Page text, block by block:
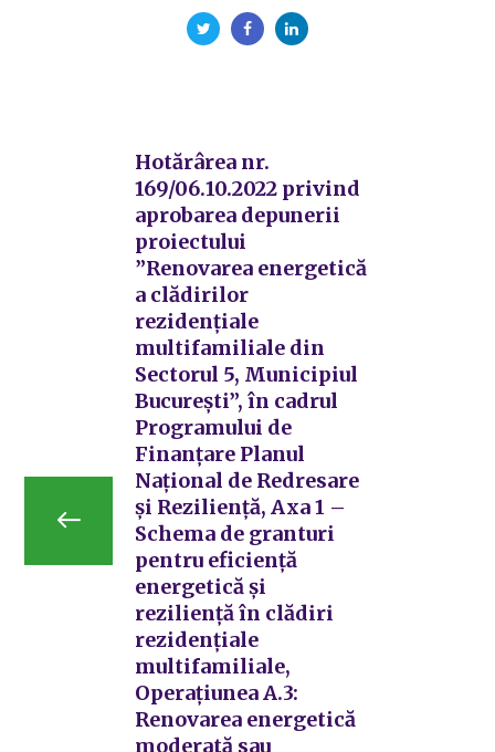
Hotărârea nr.
169/06.10.2022 privind
aprobarea depunerii
proiectului
”Renovarea energetică
a clădirilor
rezidențiale
multifamiliale din
Sectorul 5, Municipiul
București”, în cadrul
Programului de
Finanțare Planul
Național de Redresare
și Reziliență, Axa 1 –
Schema de granturi
pentru eficiență
energetică și
reziliență în clădiri
rezidențiale
multifamiliale,
Operațiunea A.3:
Renovarea energetică
moderată sau